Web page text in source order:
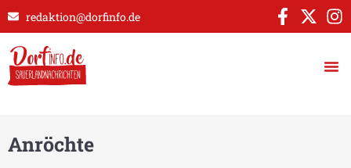
redaktion@dorfinfo.de
Anröchte